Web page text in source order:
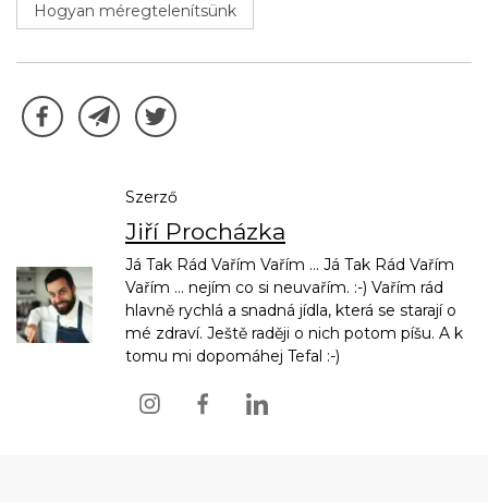
Hogyan méregtelenítsünk
Szerző
Jiří Procházka
Já Tak Rád Vařím Vařím ... Já Tak Rád Vařím
Vařím ... nejím co si neuvařím. :-) Vařím rád
hlavně rychlá a snadná jídla, která se starají o
mé zdraví. Ještě raději o nich potom píšu. A k
tomu mi dopomáhej Tefal :-)